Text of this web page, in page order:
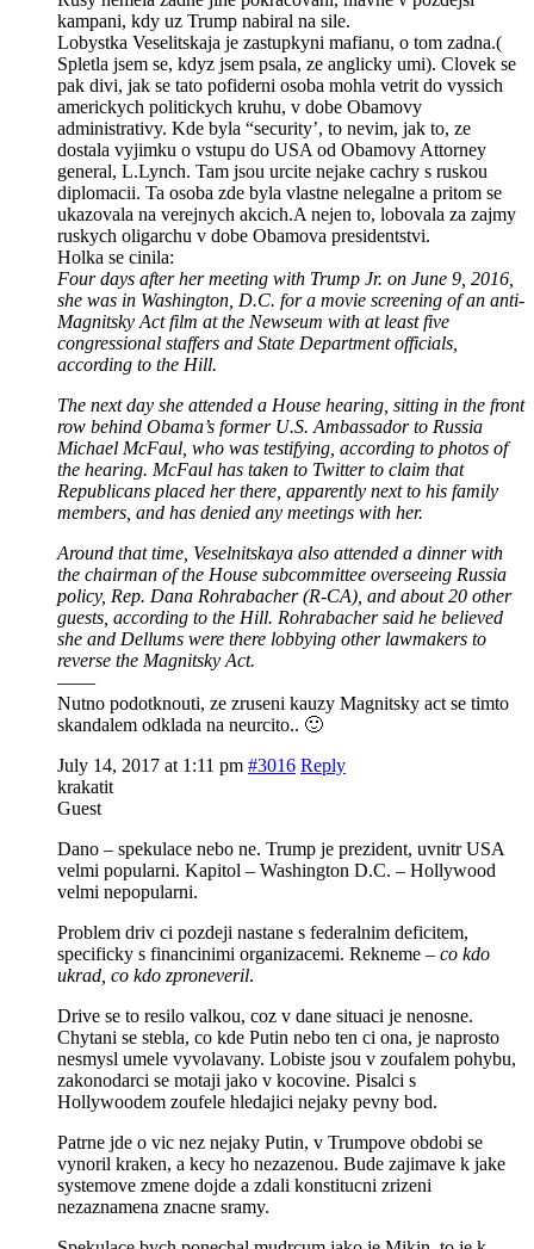
kampani, kdy uz Trump nabiral na sile.
Lobystka Veselitskaja je zastupkyni mafianu, o tom zadna.(
Spletla jsem se, kdyz jsem psala, ze anglicky umi). Clovek se
pak divi, jak se tato pofiderni osoba mohla vetrit do vyssich
americkych politickych kruhu, v dobe Obamovy
administrativy. Kde byla “security’, to nevim, jak to, ze
dostala vyjimku o vstupu do USA od Obamovy Attorney
general, L.Lynch. Tam jsou urcite nejake cachry s ruskou
diplomacii. Ta osoba zde byla vlastne nelegalne a pritom se
ukazovala na verejnych akcich.A nejen to, lobovala za zajmy
ruskych oligarchu v dobe Obamova presidentstvi.
Holka se cinila:
Four days after her meeting with Trump Jr. on June 9, 2016,
she was in Washington, D.C. for a movie screening of an anti-
Magnitsky Act film at the Newseum with at least five
congressional staffers and State Department officials,
according to the Hill.
The next day she attended a House hearing, sitting in the front
row behind Obama’s former U.S. Ambassador to Russia
Michael McFaul, who was testifying, according to photos of
the hearing. McFaul has taken to Twitter to claim that
Republicans placed her there, apparently next to his family
members, and has denied any meetings with her.
Around that time, Veselnitskaya also attended a dinner with
the chairman of the House subcommittee overseeing Russia
policy, Rep. Dana Rohrabacher (R-CA), and about 20 other
guests, according to the Hill. Rohrabacher said he believed
she and Dellums were there lobbying other lawmakers to
reverse the Magnitsky Act.
——
Nutno podotknouti, ze zruseni kauzy Magnitsky act se timto
skandalem odklada na neurcito.. 🙂
July 14, 2017 at 1:11 pm #3016 Reply
krakatit
Guest
Dano – spekulace nebo ne. Trump je prezident, uvnitr USA
velmi popularni. Kapitol – Washington D.C. – Hollywood
velmi nepopularni.
Problem driv ci pozdeji nastane s federalnim deficitem,
specificky s financinimi organizacemi. Rekneme – co kdo
ukrad, co kdo zproneveril.
Drive se to resilo valkou, coz v dane situaci je nenosne.
Chytani se stebla, co kde Putin nebo ten ci ona, je naprosto
nesmysl umele vyvolavany. Lobiste jsou v zoufalem pohybu,
zakonodarci se motaji jako v kocovine. Pisalci s
Hollywoodem zoufele hledajici nejaky pevny bod.
Patrne jde o vic nez nejaky Putin, v Trumpove obdobi se
vynoril kraken, a kecy ho nezazenou. Bude zajimave k jake
systemove zmene dojde a zdali konstitucni zrizeni
nezaznamena znacne sramy.